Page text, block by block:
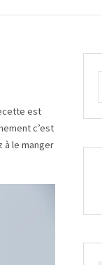
est
c’est
à le manger